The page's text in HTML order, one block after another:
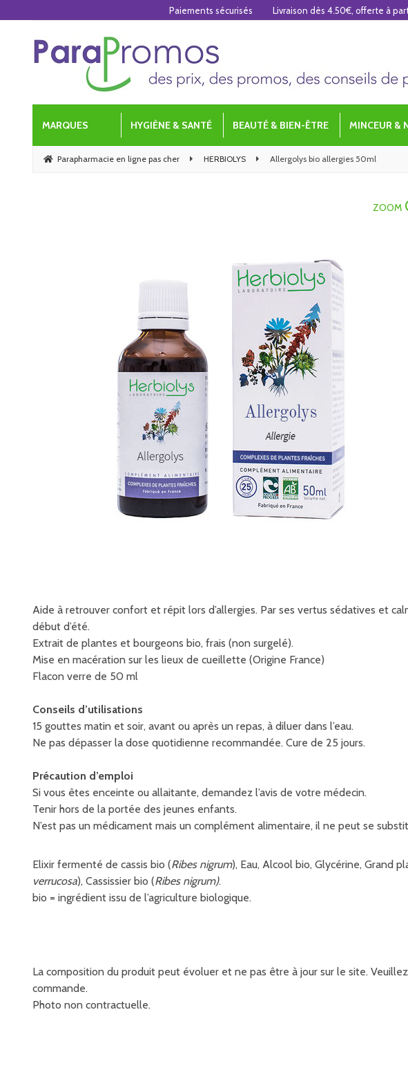
MARQUES HYGIÈNE & SANTÉ BEAUTÉ & BIEN-ÊTRE MINCEUR &
Parapharmacie en ligne pas cher HERBIOLYS Allergolys bio allergies 50ml
ZOOM
Aide à retrouver confort et répit lors d’allergies. Par ses vertus sédatives et
début d’été.
Extrait de plantes et bourgeons bio, frais (non surgelé).
Mise en macération sur les lieux de cueillette (Origine France)
Flacon verre de 50 ml
Conseils d’utilisations
15 gouttes matin et soir, avant ou après un repas, à diluer dans l’eau.
Ne pas dépasser la dose quotidienne recommandée. Cure de 25 jours.
Précaution d’emploi
Si vous êtes enceinte ou allaitante, demandez l’avis de votre médecin.
Tenir hors de la portée des jeunes enfants.
N’est pas un médicament mais un complément alimentaire, il ne peut se
Elixir fermenté de cassis bio (Ribes nigrum), Eau, Alcool bio, Glycérine, Grand
verrucosa), Cassissier bio (Ribes nigrum).
bio = ingrédient issu de l’agriculture biologique.
La composition du produit peut évoluer et ne pas être à jour sur le site.
commande.
Photo non contractuelle.
Paiements sécurisés Livraison dès 4.50€, offerte à